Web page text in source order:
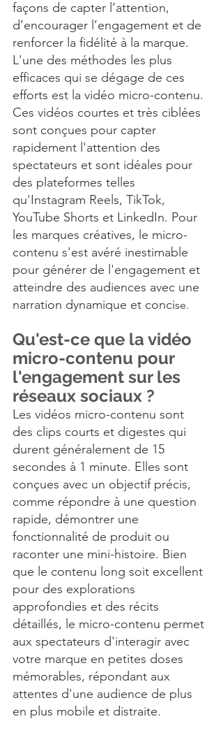
façons de capter l’attention,
d’encourager l’engagement et de
renforcer la fidélité à la marque.
L'une des méthodes les plus
efficaces qui se dégage de ces
efforts est la vidéo micro-contenu.
Ces vidéos courtes et très ciblées
sont conçues pour capter
rapidement l'attention des
spectateurs et sont idéales pour
des plateformes telles
qu'Instagram Reels, TikTok,
YouTube Shorts et LinkedIn. Pour
les marques créatives, le micro-
contenu s'est avéré inestimable
pour générer de l'engagement et
atteindre des audiences avec une
narration dynamique et concise.
Qu'est-ce que la vidéo
micro-contenu pour
l'engagement sur les
réseaux sociaux ?
Les vidéos micro-contenu sont
des clips courts et digestes qui
durent généralement de 15
secondes à 1 minute. Elles sont
conçues avec un objectif précis,
comme répondre à une question
rapide, démontrer une
fonctionnalité de produit ou
raconter une mini-histoire. Bien
que le contenu long soit excellent
pour des explorations
approfondies et des récits
détaillés, le micro-contenu permet
aux spectateurs d'interagir avec
votre marque en petites doses
mémorables, répondant aux
attentes d'une audience de plus
en plus mobile et distraite.